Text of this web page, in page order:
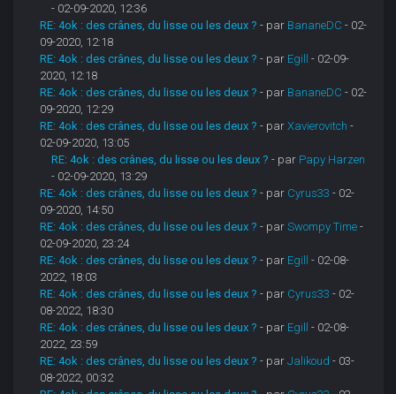
- 02-09-2020, 12:36
RE: 4ok : des crânes, du lisse ou les deux ? - par BananeDC - 02-
09-2020, 12:18
RE: 4ok : des crânes, du lisse ou les deux ? - par Egill
- 02-09-
2020, 12:18
RE: 4ok : des crânes, du lisse ou les deux ? - par BananeDC - 02-
09-2020, 12:29
RE: 4ok : des crânes, du lisse ou les deux ? - parXavierovitch -
02-09-2020, 13:05
RE: 4ok : des crânes, du lisse ou les deux ? - par Papy Harzen
- 02-09-2020, 13:29
RE: 4ok : des crânes, du lisse ou les deux ? - par Cyrus33 - 02-
09-2020, 14:50
RE: 4ok : des crânes, du lisse ou les deux ? - parSwompy Time -
02-09-2020, 23:24
RE: 4ok : des crânes, du lisse ou les deux ? - par Egill
- 02-08-
2022, 18:03
RE: 4ok : des crânes, du lisse ou les deux ? - par Cyrus33 - 02-
08-2022, 18:30
RE: 4ok : des crânes, du lisse ou les deux ? - par Egill
- 02-08-
2022, 23:59
RE: 4ok : des crânes, du lisse ou les deux ? - parJalikoud - 03-
08-2022, 00:32